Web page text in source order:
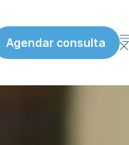
Agendar consulta